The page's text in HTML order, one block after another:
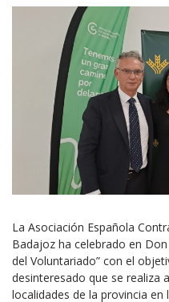
La Asociación Española
Badajoz ha celebrado en
del Voluntariado” con el
desinteresado que se realiza
localidades de la provincia